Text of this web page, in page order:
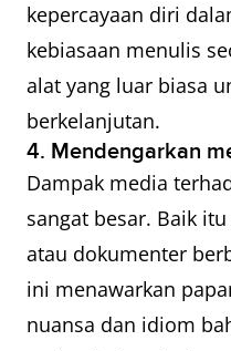
kepercayaan diri
kebiasaan menulis
alat yang luar biasa
berkelanjutan.
4. Mendengarkan
Dampak media
sangat besar. Baik
atau dokumenter
ini menawarkan
nuansa dan idiom